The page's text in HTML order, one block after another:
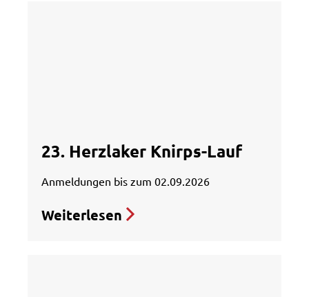
23. Herzlaker Knirps-Lauf
Anmeldungen bis zum 02.09.2026
Weiterlesen